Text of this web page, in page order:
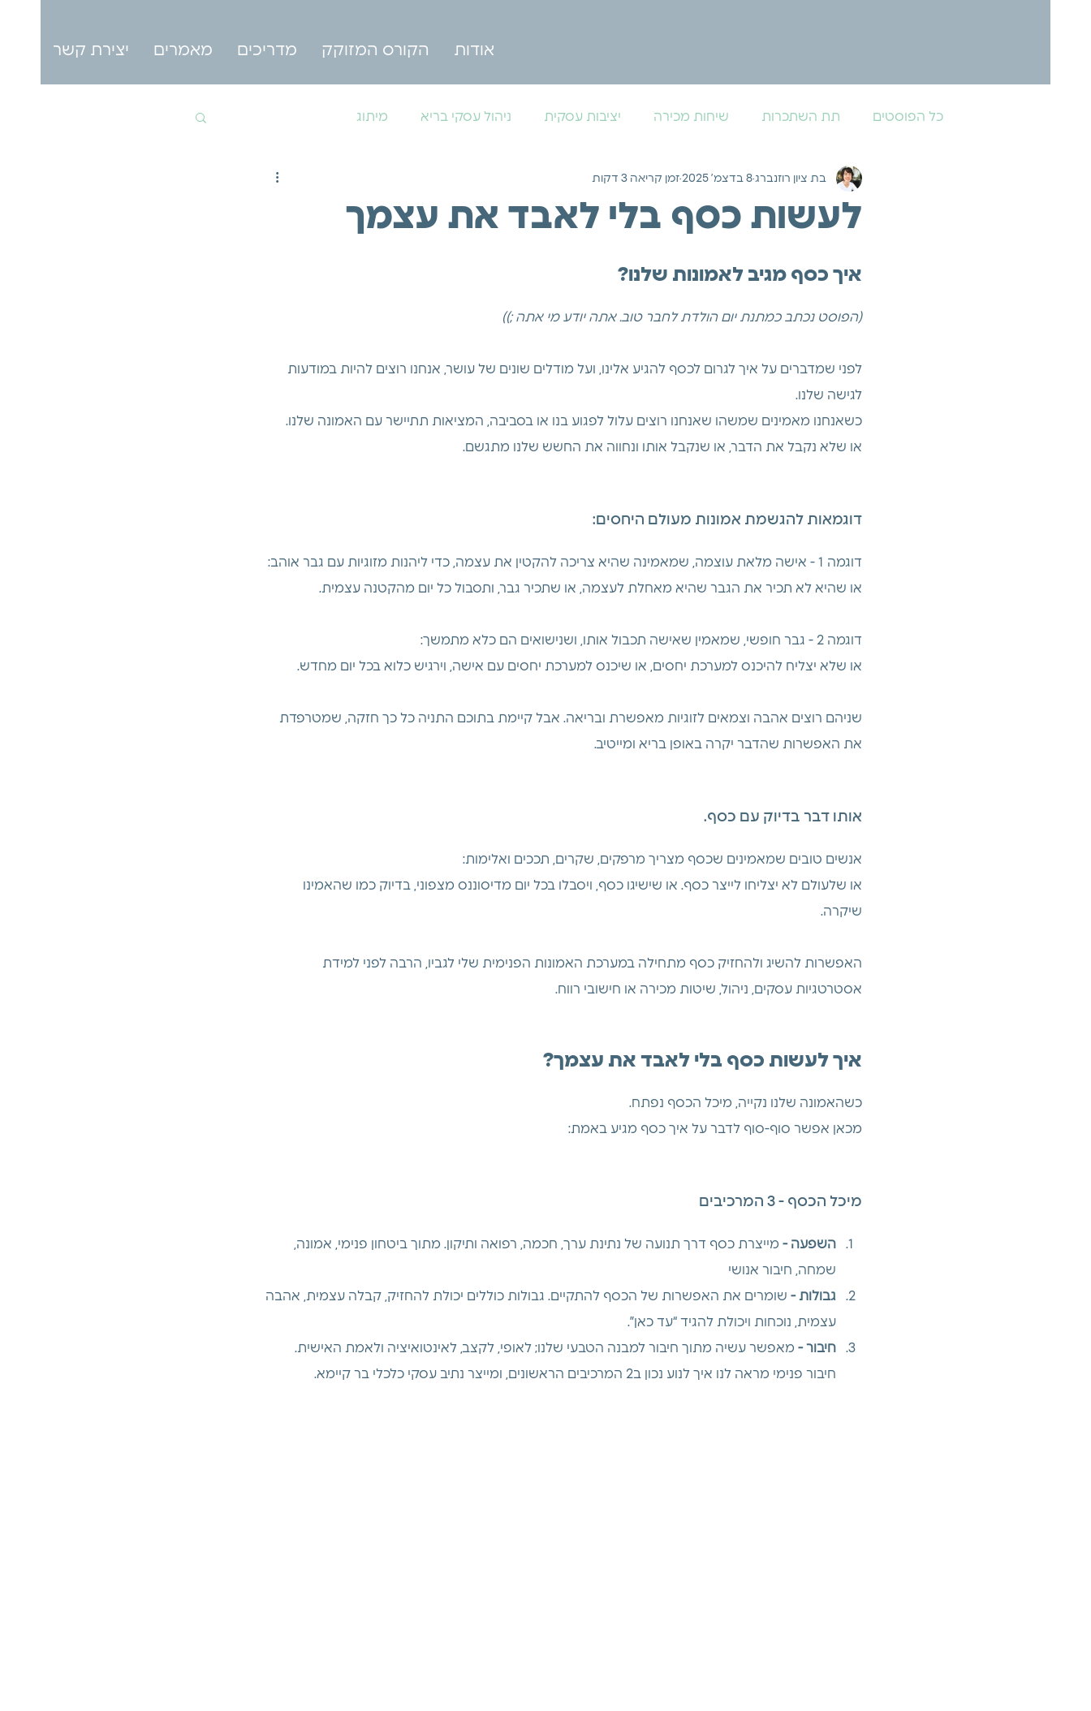
אודות הקורס המזוקק מדריכים מאמרים יצירת קשר
כל הפוסטים תת השתכרות שיחות מכירה יציבות עסקית ניהול עסקי בריא מיתוג
לעשות כסף בלי לאבד את עצמך
בת ציון רוזנברג 8 בדצמ׳ 2025 זמן קריאה 3 דקות
איך כסף מגיב לאמונות שלנו?
(הפוסט נכתב כמתנת יום הולדת לחבר טוב. אתה יודע מי אתה ;))
לפני שמדברים על איך לגרום לכסף להגיע אלינו, ועל מודלים שונים של עושר, אנחנו רוצים להיות במודעות
לגישה שלנו.
כשאנחנו מאמינים שמשהו שאנחנו רוצים עלול לפגוע בנו או בסביבה, המציאות תתיישר עם האמונה שלנו.
או שלא נקבל את הדבר, או שנקבל אותו ונחווה את החשש שלנו מתגשם.
דוגמאות להגשמת אמונות מעולם היחסים:
דוגמה 1 - אישה מלאת עוצמה, שמאמינה שהיא צריכה להקטין את עצמה, כדי ליהנות מזוגיות עם גבר אוהב:
או שהיא לא תכיר את הגבר שהיא מאחלת לעצמה, או שתכיר גבר, ותסבול כל יום מהקטנה עצמית.
דוגמה 2 - גבר חופשי, שמאמין שאישה תכבול אותו, ושנישואים הם כלא מתמשך:
או שלא יצליח להיכנס למערכת יחסים, או שיכנס למערכת יחסים עם אישה, וירגיש כלוא בכל יום מחדש.
שניהם רוצים אהבה וצמאים לזוגיות מאפשרת ובריאה. אבל קיימת בתוכם התניה כל כך חזקה, שמטרפדת
את האפשרות שהדבר יקרה באופן בריא ומייטיב.
אותו דבר בדיוק עם כסף.
אנשים טובים שמאמינים שכסף מצריך מרפקים, שקרים, תככים ואלימות:
או שלעולם לא יצליחו לייצר כסף. או שישיגו כסף, ויסבלו בכל יום מדיסוננס מצפוני, בדיוק כמו שהאמינו
שיקרה.
האפשרות להשיג ולהחזיק כסף מתחילה במערכת האמונות הפנימית שלי לגביו, הרבה לפני למידת
אסטרטגיות עסקים, ניהול, שיטות מכירה או חישובי רווח.
איך לעשות כסף בלי לאבד את עצמך?
כשהאמונה שלנו נקייה, מיכל הכסף נפתח.
מכאן אפשר סוף-סוף לדבר על איך כסף מגיע באמת:
מיכל הכסף - 3 המרכיבים
השפעה - מייצרת כסף דרך תנועה של נתינת ערך, חכמה, רפואה ותיקון. מתוך ביטחון פנימי, אמונה,
שמחה, חיבור אנושי
גבולות - שומרים את האפשרות של הכסף להתקיים. גבולות כוללים יכולת להחזיק, קבלה עצמית, אהבה
עצמית, נוכחות ויכולת להגיד “עד כאן”.
חיבור - מאפשר עשיה מתוך חיבור למבנה הטבעי שלנו; לאופי, לקצב, לאינטואיציה ולאמת האישית.
חיבור פנימי מראה לנו איך לנוע נכון ב2 המרכיבים הראשונים, ומייצר נתיב עסקי כלכלי בר קיימא.